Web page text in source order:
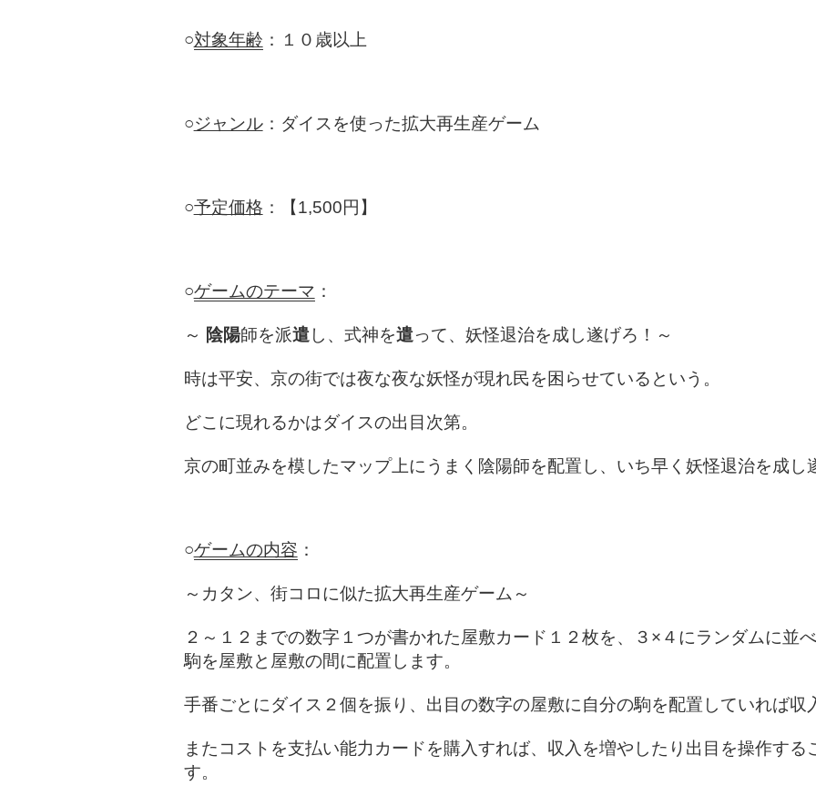
○対象年齢 ：１０歳以上
○ジャンル：ダイスを使った拡大再生産ゲーム
○予定価格 ：【1,500円】
○ゲームのテーマ ：
～ 陰陽師を派遣し、式神を遣って、妖怪退治を成し遂げろ！～
時は平安、京の街では夜な夜な妖怪が現れ民を困らせているという。
どこに現れるかはダイスの出目次第。
京の町並みを模したマップ上にうまく陰陽師を配置し、いち早く妖怪退治を成し
○ゲームの内容 ：
～カタン、街コロに似た拡大再生産ゲーム～
２～１２までの数字１つが書かれた屋敷カード１２枚を、３×４にランダムに並
駒を屋敷と屋敷の間に配置します。
手番ごとにダイス２個を振り、出目の数字の屋敷に自分の駒を配置していれば収
またコストを支払い能力カードを購入すれば、収入を増やしたり出目を操作する
す。